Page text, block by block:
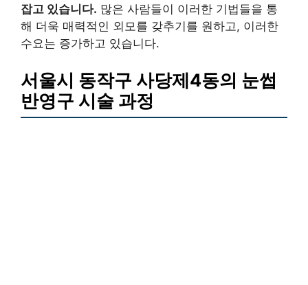
잡고 있습니다. 많은 사람들이 이러한 기법들을 통
해 더욱 매력적인 외모를 갖추기를 원하고, 이러한
수요는 증가하고 있습니다.
서울시 동작구 사당제4동의 눈썹
반영구 시술 과정